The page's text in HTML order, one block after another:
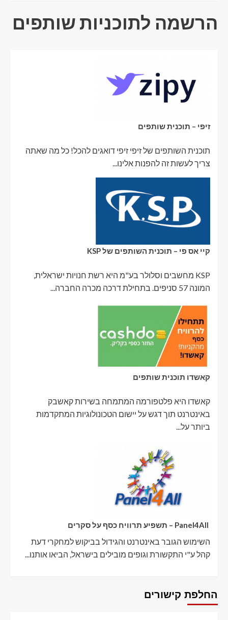
הרשמה לתוכניות שותפים
זיפי – תוכנית שותפים
תוכנית השותפים של זיפי זיפי דואגים להכל! כל מה שאתה
צריך לעשות זה להפנות אלינו...
קיי אס פי – תוכנית השותפים של KSP
KSP מחשבים וסלולר בע"מ היא רשת חנויות ישראלית,
המונה 57 סניפים. בתחילת דרכה מכרה החברה...
קאשדו תוכנית שותפים
קאשדו היא פלטפורמה המתמחה בשירות קאשבק
באינטרנט תוך דגש על יישום הטכונולוגיות המתקדמות
ביותר על...
השימוש הגובר באינטרנט והגידול בביקוש למחקרי דעת
קהל ע"י התקשורת וגופים מובילים בישראל, הביאו אותנו...
החלפת קישורים